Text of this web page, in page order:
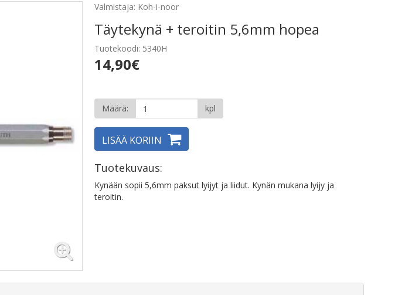
Valmistaja: Koh-i-noor
Täytekynä + teroitin 5,6mm hopea
Tuotekoodi: 5340H
14,90€
Määrä: kpl
LISÄÄ KORIIN
Tuotekuvaus:
Kynään sopii 5,6mm paksut lyijyt ja liidut. Kynän mukana lyijy ja
teroitin.